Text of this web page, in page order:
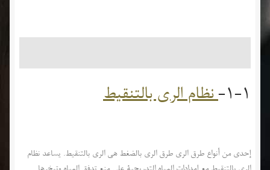
1-1- نظام الري بالتنقيط
إحدى من أنواع طرق الري طرق الري بالضغط هي الري بالتنقيط. يساعد نظام